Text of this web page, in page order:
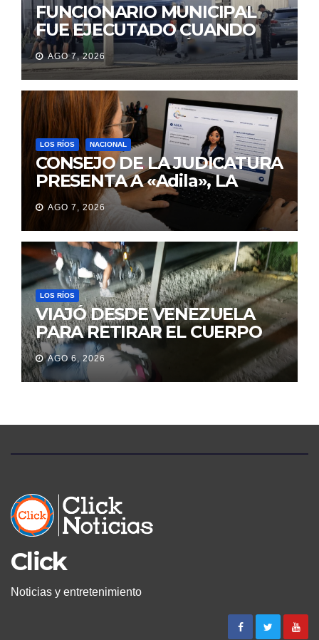
FUNCIONARIO MUNICIPAL
FUE EJECUTADO CUANDO
IBA A UNA REUNIÓN DE
TRABAJO EN MANTA
AGO 7, 2026
LOS RÍOS NACIONAL
CONSEJO DE LA JUDICATURA
PRESENTA A «Adila», LA
ASISTENTE VIRTUAL QUE
ORIENTA A LA CIUDADANÍA
SOBRE TRÁMITES
JUDICIALES
AGO 7, 2026
LOS RÍOS
VIAJÓ DESDE VENEZUELA
PARA RETIRAR EL CUERPO
DE SU MARIDO QUE
PERMANECIÓ SEIS DÍAS EN
LA MORGUE
AGO 6, 2026
Click
Noticias y entretenimiento